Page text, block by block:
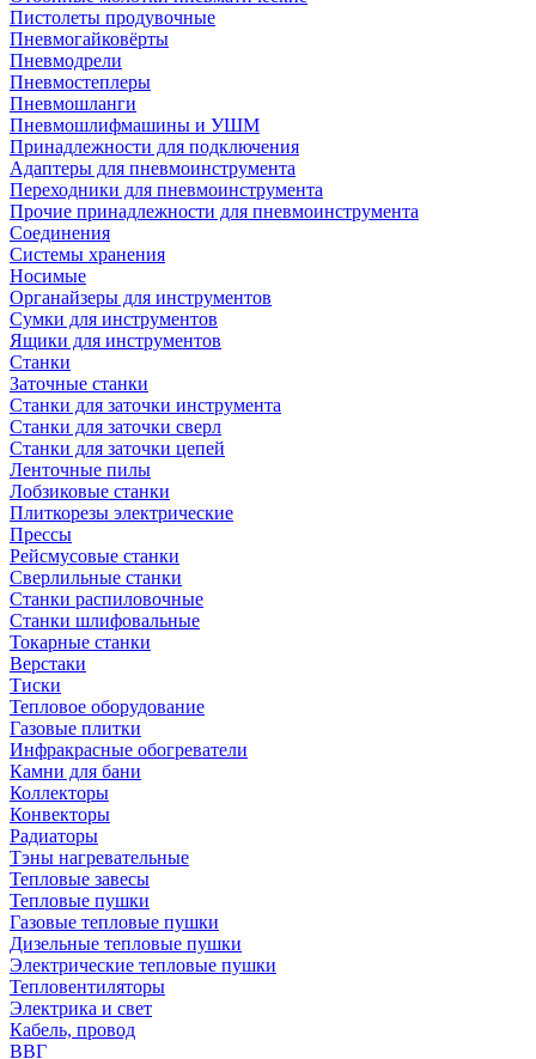
Пистолеты продувочные
Пневмогайковёрты
Пневмодрели
Пневмостеплеры
Пневмошланги
Пневмошлифмашины и УШМ
Принадлежности для подключения
Адаптеры для пневмоинструмента
Переходники для пневмоинструмента
Прочие принадлежности для пневмоинструмента
Соединения
Системы хранения
Носимые
Органайзеры для инструментов
Сумки для инструментов
Ящики для инструментов
Станки
Заточные станки
Станки для заточки инструмента
Станки для заточки сверл
Станки для заточки цепей
Ленточные пилы
Лобзиковые станки
Плиткорезы электрические
Прессы
Рейсмусовые станки
Сверлильные станки
Станки распиловочные
Станки шлифовальные
Токарные станки
Верстаки
Тиски
Тепловое оборудование
Газовые плитки
Инфракрасные обогреватели
Камни для бани
Коллекторы
Конвекторы
Радиаторы
Тэны нагревательные
Тепловые завесы
Тепловые пушки
Газовые тепловые пушки
Дизельные тепловые пушки
Электрические тепловые пушки
Тепловентиляторы
Электрика и свет
Кабель, провод
ВВГ